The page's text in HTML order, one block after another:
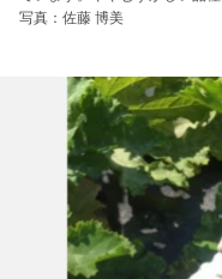
写真：佐藤 博美